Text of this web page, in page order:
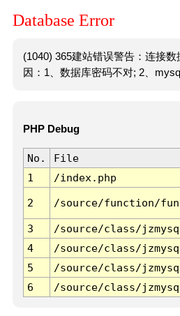
Database Error
(1040) 365建站错误警告：连接
因：1、数据库密码不对; 2、
PHP Debug
No. File
1
/index.php
2 /source/function/
3 /source/class/
4
/source/class/
5
/source/class/
6
/source/class/